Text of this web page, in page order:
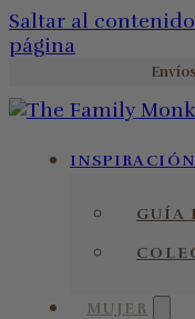
Saltar al
página
INSPIRACIÓN
GUÍA
MUJER